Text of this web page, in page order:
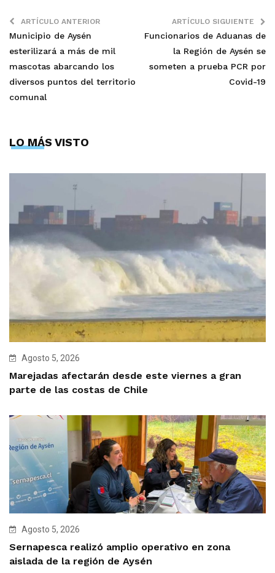
ARTÍCULO ANTERIOR
Municipio de Aysén
esterilizará a más de mil
mascotas abarcando los
diversos puntos del territorio
comunal
ARTÍCULO SIGUIENTE
Funcionarios de Aduanas de
la Región de Aysén se
someten a prueba PCR por
Covid-19
LO MÁS VISTO
Agosto 5, 2026
Marejadas afectarán desde este viernes a gran
parte de las costas de Chile
Agosto 5, 2026
Sernapesca realizó amplio operativo en zona
aislada de la región de Aysén